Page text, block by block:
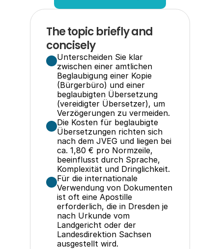
The topic briefly and
concisely
Unterscheiden Sie klar
zwischen einer amtlichen
Beglaubigung einer Kopie
(Bürgerbüro) und einer
beglaubigten Übersetzung
(vereidigter Übersetzer), um
Verzögerungen zu vermeiden.
Die Kosten für beglaubigte
Übersetzungen richten sich
nach dem JVEG und liegen bei
ca. 1,80 € pro Normzeile,
beeinflusst durch Sprache,
Komplexität und Dringlichkeit.
Für die internationale
Verwendung von Dokumenten
ist oft eine Apostille
erforderlich, die in Dresden je
nach Urkunde vom
Landgericht oder der
Landesdirektion Sachsen
ausgestellt wird.